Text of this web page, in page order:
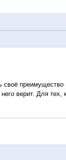
верит. Для тех,